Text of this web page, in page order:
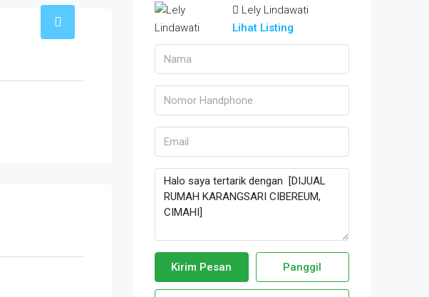
Lely Lindawati
Lihat Listing
Kirim Pesan Panggil